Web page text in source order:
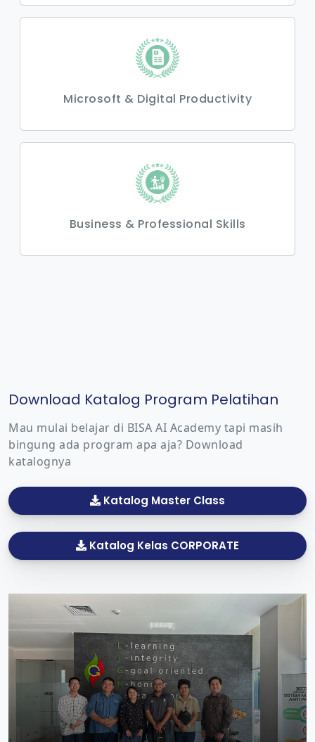
Microsoft & Digital Productivity
Business & Professional Skills
Download Katalog Program Pelatihan
Mau mulai belajar di BISA AI Academy tapi masih
bingung ada program apa aja? Download
katalognya
Katalog Master Class
Katalog Kelas CORPORATE